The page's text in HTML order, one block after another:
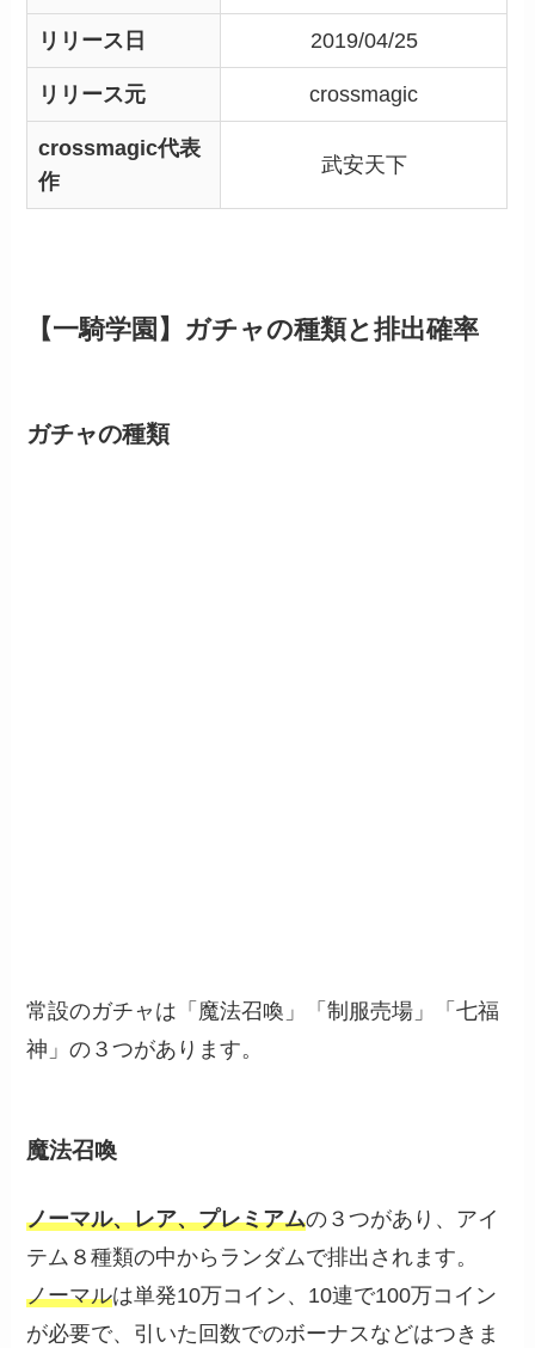
リリース日 2019/04/25
リリース元 crossmagic
crossmagic代表
作
武安天下
【一騎学園】ガチャの種類と排出確率
ガチャの種類
常設のガチャは「魔法召喚」「制服売場」「七福
神」の３つがあります。
魔法召喚
ノーマル、レア、プレミアムの３つがあり、アイ
テム８種類の中からランダムで排出されます。
ノーマルは単発10万コイン、10連で100万コイン
が必要で、引いた回数でのボーナスなどはつきま